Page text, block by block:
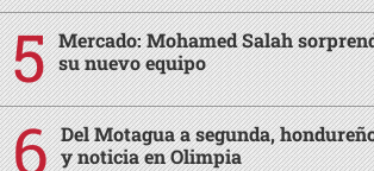
Mercado: Mohamed Salah
su nuevo equipo
Del Motagua a segunda,
y noticia en Olimpia